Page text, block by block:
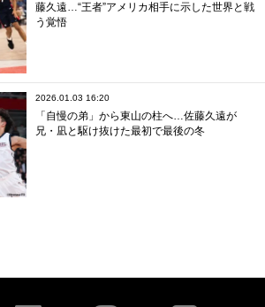
藤久遠…“王者”アメリカ相手に示した世界と戦
う覚悟
2026.01.03 16:20
「自慢の弟」から東山の柱へ…佐藤久遠が
兄・凪と駆け抜けた最初で最後の冬